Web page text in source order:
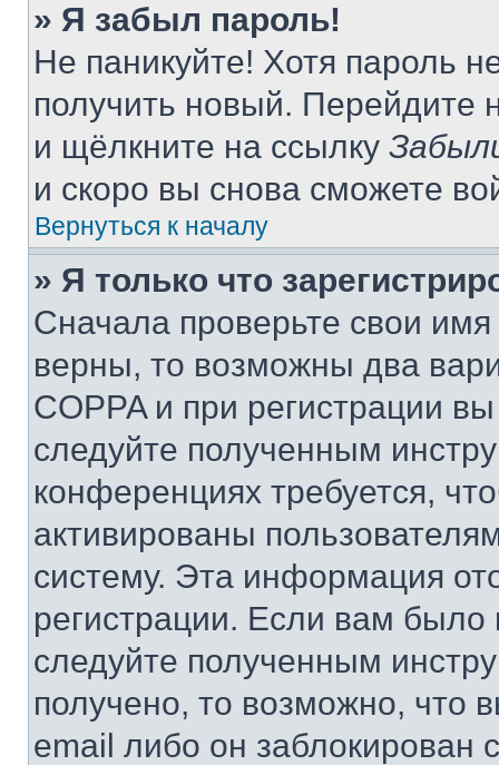
» Я забыл пароль!
Не паникуйте! Хотя пароль
получить новый. Перейдите
и щёлкните на ссылку
и скоро вы снова сможете
Вернуться к началу
» Я только что
Сначала проверьте свои
верны, то возможны два
COPPA и при регистрации
следуйте полученным
конференциях требуется,
активированы
систему. Эта информация
регистрации. Если вам
следуйте полученным
получено, то возможно, что
email либо он